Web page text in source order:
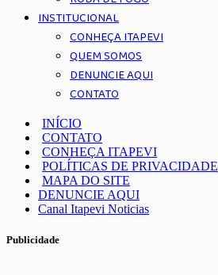
INSTITUCIONAL
CONHEÇA ITAPEVI
QUEM SOMOS
DENUNCIE AQUI
CONTATO
INÍCIO
CONTATO
CONHEÇA ITAPEVI
POLÍTICAS DE PRIVACIDADE
MAPA DO SITE
DENUNCIE AQUI
Canal Itapevi Noticias
Publicidade